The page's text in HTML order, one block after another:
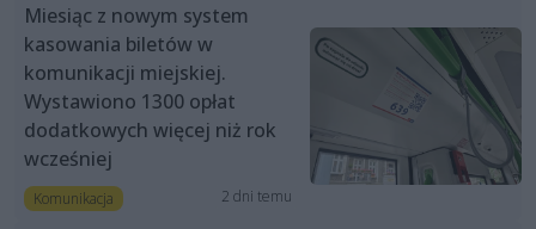
Miesiąc z nowym system
kasowania biletów w
komunikacji miejskiej.
Wystawiono 1300 opłat
dodatkowych więcej niż rok
wcześniej
Komunikacja 2 dni temu